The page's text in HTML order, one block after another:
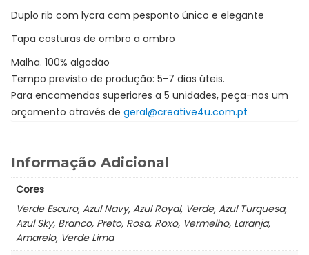
Duplo rib com lycra com pesponto único e elegante
Tapa costuras de ombro a ombro
Malha. 100% algodão
Tempo previsto de produção: 5-7 dias úteis.
Para encomendas superiores a 5 unidades, peça-nos um
orçamento através de geral@creative4u.com.pt
Informação Adicional
Cores
Verde Escuro, Azul Navy, Azul Royal, Verde, Azul Turquesa,
Azul Sky, Branco, Preto, Rosa, Roxo, Vermelho, Laranja,
Amarelo, Verde Lima